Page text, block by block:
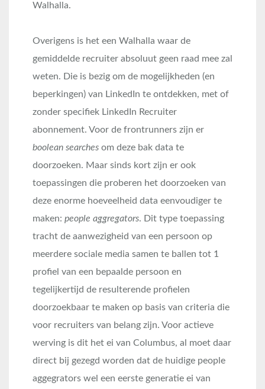
Walhalla.
Overigens is het een Walhalla waar de
gemiddelde recruiter absoluut geen raad mee zal
weten. Die is bezig om de mogelijkheden (en
beperkingen) van LinkedIn te ontdekken, met of
zonder specifiek LinkedIn Recruiter
abonnement. Voor de frontrunners zijn er
boolean searches om deze bak data te
doorzoeken. Maar sinds kort zijn er ook
toepassingen die proberen het doorzoeken van
deze enorme hoeveelheid data eenvoudiger te
maken: people aggregators. Dit type toepassing
tracht de aanwezigheid van een persoon op
meerdere sociale media samen te ballen tot 1
profiel van een bepaalde persoon en
tegelijkertijd de resulterende profielen
doorzoekbaar te maken op basis van criteria die
voor recruiters van belang zijn. Voor actieve
werving is dit het ei van Columbus, al moet daar
direct bij gezegd worden dat de huidige people
aggegrators wel een eerste generatie ei van